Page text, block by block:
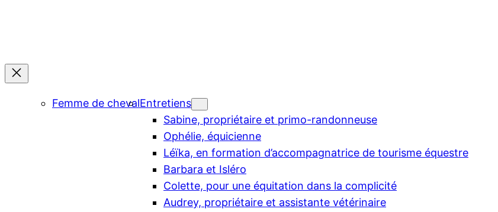
Femme de chevalEntretiens
Sabine, propriétaire et primo-randonneuse
Ophélie, équicienne
Léïka, en formation d’accompagnatrice de tourisme équestre
Barbara et Isléro
Colette, pour une équitation dans la complicité
Audrey, propriétaire et assistante vétérinaire